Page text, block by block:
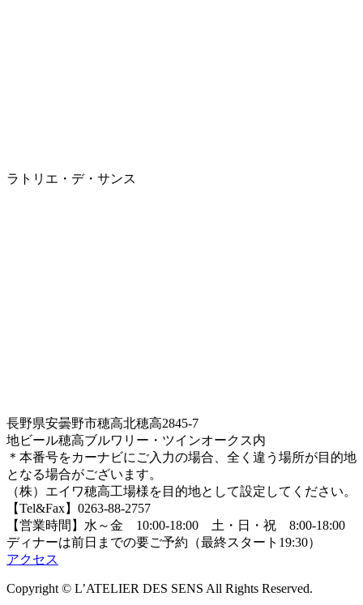
ラトリエ・デ・サンス
長野県安曇野市穂高北穂高2845-7
地ビール穂高ブルワリー・ツインオークス内
＊本番号をカーナビにご入力の場合、全く違う場所が目的地
となる場合がございます。
（株）エイワ穂高工場様を目的地として設定してください。
【Tel&Fax】0263-88-2757
【営業時間】水～金 10:00-18:00 土・日・祝 8:00-18:00
ディナーは前日までの要ご予約（最終スタート19:30）
アクセス
Copyright © L’ATELIER DES SENS All Rights Reserved.